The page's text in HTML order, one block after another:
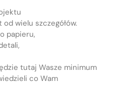
wielu szczegółów.
papieru,
tutaj Wasze minimum
co Wam